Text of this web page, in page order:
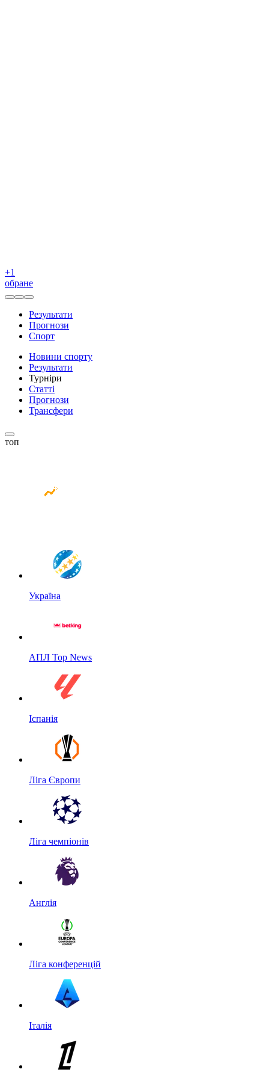
+1
обране
Результати
Прогнози
Спорт
Новини спорту
Результати
Турніри
Статті
Прогнози
Трансфери
топ
Україна
АПЛ Top News
Іспанія
Ліга Європи
Ліга чемпіонів
Англія
Ліга конференцій
Італія